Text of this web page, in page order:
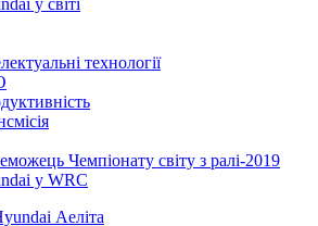
у світі
технології
Чемпіонату світу з ралі-2019
у WRC